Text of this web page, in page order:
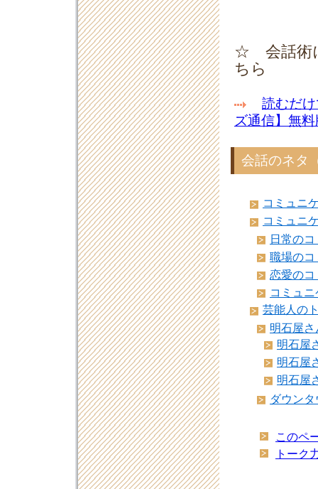
☆ 会話術
ちら
読むだ
ズ通信】無
会話のネタ
コミュニ
コミュニ
日常の
職場のコ
恋愛のコ
コミュ
芸能人の
明石屋
明石屋
明石屋
明石屋
ダウン
このペ
トーク